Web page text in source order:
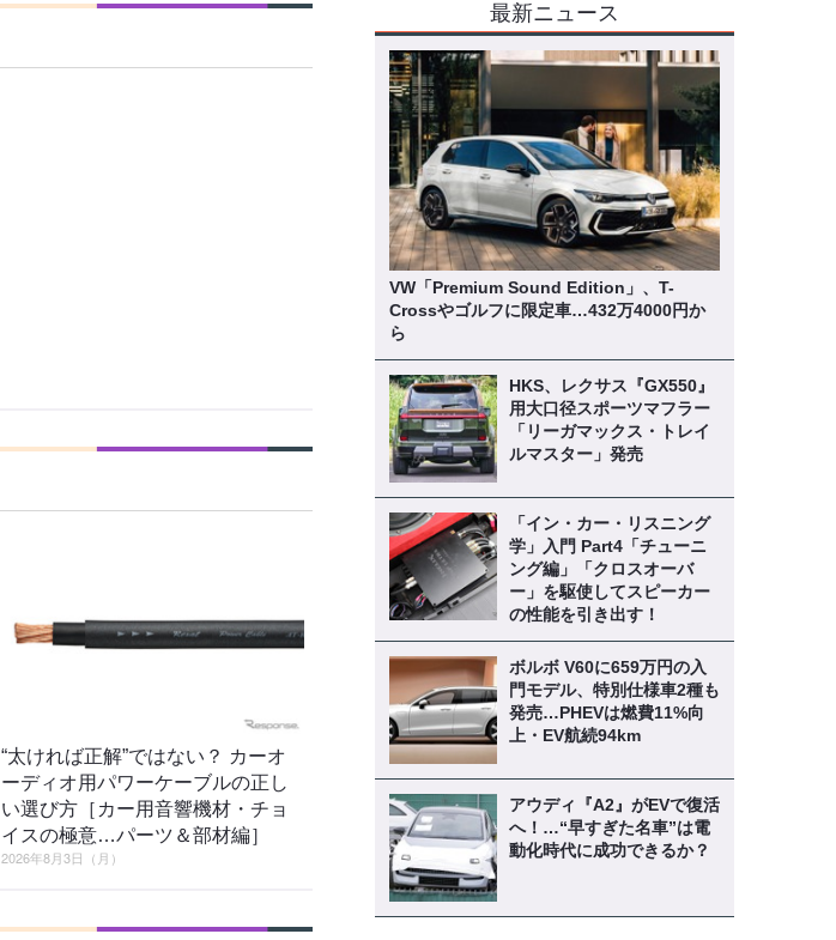
“太ければ正解”ではない？ カーオ
ーディオ用パワーケーブルの正し
い選び方［カー用音響機材・チョ
イスの極意…パーツ＆部材編］
2026年8月3日（月）
最新ニュース
VW「Premium Sound Edition」、T-
Crossやゴルフに限定車…432万4000円か
ら
HKS、レクサス『GX550』
用大口径スポーツマフラー
「リーガマックス・トレイ
ルマスター」発売
「イン・カー・リスニング
学」入門 Part4「チューニ
ング編」「クロスオーバ
ー」を駆使してスピーカー
の性能を引き出す！
ボルボ V60に659万円の入
門モデル、特別仕様車2種も
発売…PHEVは燃費11%向
上・EV航続94km
アウディ『A2』がEVで復活
へ！…“早すぎた名車”は電
動化時代に成功できるか？